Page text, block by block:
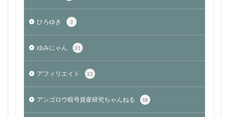
ひろゆき 3
ゆみにゃん 31
アフィリエイト 23
アンゴロウ暗号資産研究ちゃんねる 18